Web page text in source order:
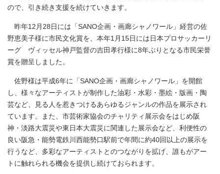
ので、引き続き支援を続けていきます。
昨年12月28日には「SANO企画・画廊シャノワール」経営の佐
野恵美子様に市民文化賞を、本年1月15日には日本プロサッカーリ
ーグ ヴィッセル神戸監督の吉田孝行様に8年ぶりとなる市民栄誉
賞を贈呈しました。
佐野様は平成6年に「SANO企画・画廊シャノワール」を開館
し、様々なアーティストが制作した油彩・水彩・墨絵・版画・陶
芸など、見る人を惹きつけるあらゆるジャンルの作品を展示され
ています。また、市芸術家協会のチャリティ展示会をはじめ阪
神・淡路大震災や東日本大震災に関連した展示会など、利便性の
良い阪急・能勢電鉄川西能勢口駅前で年間に約40回以上の展示を
行うなど、多彩なアーティストとのつながりを拡げ、誰もがアー
トに触れられる機会を提供し続けておられます。